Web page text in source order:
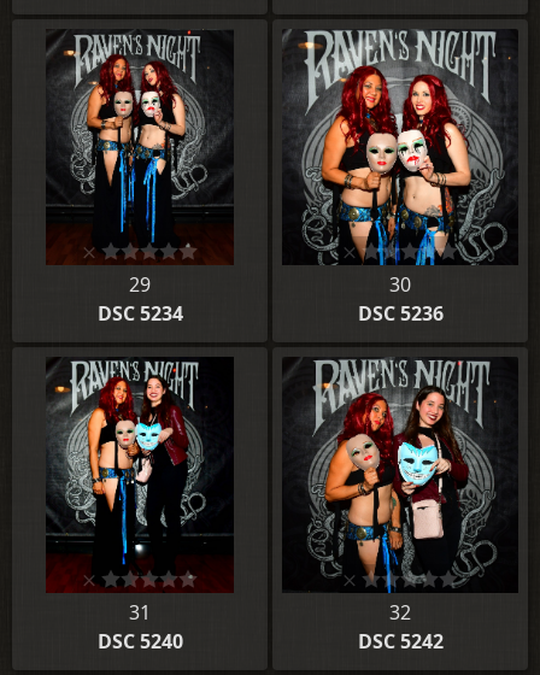
29
DSC 5234
30
DSC 5236
31
DSC 5240
32
DSC 5242